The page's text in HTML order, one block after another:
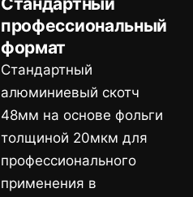
профессиональный
формат
Стандартный
алюминиевый скотч
48мм на основе фольги
толщиной 20мкм для
профессионального
применения в